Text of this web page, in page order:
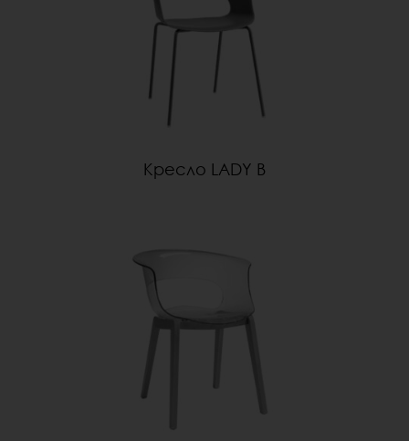
Кресло LADY B